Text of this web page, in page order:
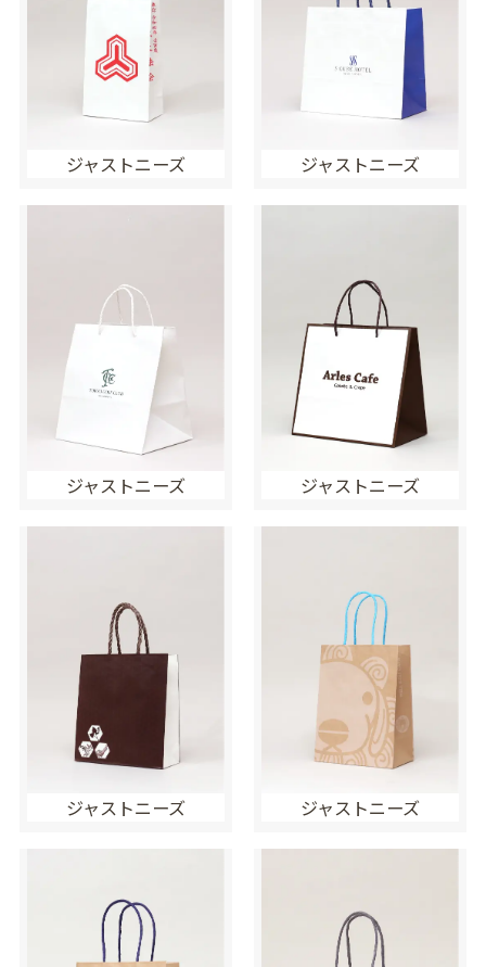
ジャストニーズ ジャストニーズ
ジャストニーズ ジャストニーズ
ジャストニーズ ジャストニーズ